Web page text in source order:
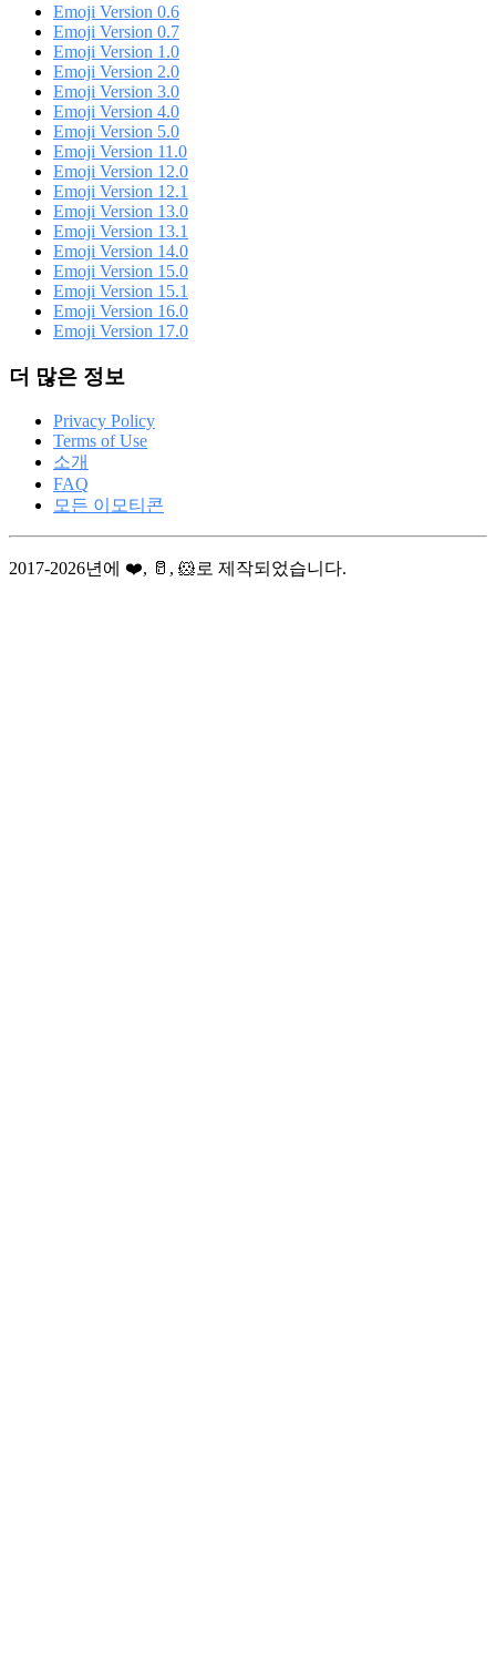
Emoji Version 0.6
Emoji Version 0.7
Emoji Version 1.0
Emoji Version 2.0
Emoji Version 3.0
Emoji Version 4.0
Emoji Version 5.0
Emoji Version 11.0
Emoji Version 12.0
Emoji Version 12.1
Emoji Version 13.0
Emoji Version 13.1
Emoji Version 14.0
Emoji Version 15.0
Emoji Version 15.1
Emoji Version 16.0
Emoji Version 17.0
더 많은 정보
Privacy Policy
Terms of Use
소개
FAQ
모든 이모티콘
2017-2026년에 ❤️, 🥛, 🐹로 제작되었습니다.